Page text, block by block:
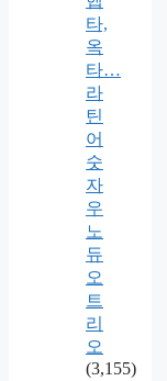
타,
옥
타…
라
틴
어
숫
자
우
노
듀
오
트
리
오
(3,155)